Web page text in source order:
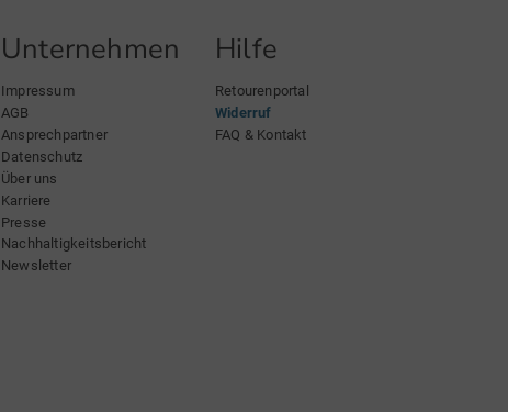
Unternehmen
Impressum
AGB
Ansprechpartner
Datenschutz
Über uns
Karriere
Presse
Nachhaltigkeitsbericht
Newsletter
Hilfe
Retourenportal
Widerruf
FAQ & Kontakt